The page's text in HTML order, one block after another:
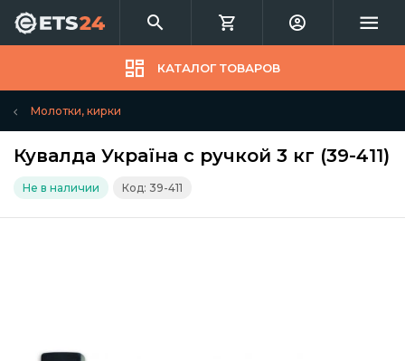
КАТАЛОГ ТОВАРОВ
Молотки, кирки
Кувалда Україна с ручкой 3 кг (39-411)
Не в наличии Код: 39-411